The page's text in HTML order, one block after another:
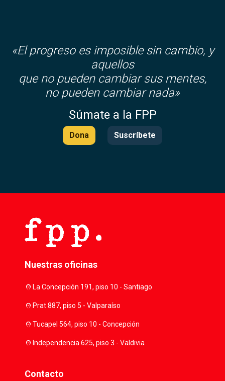
«El progreso es imposible sin cambio, y
aquellos
que no pueden cambiar sus mentes,
no pueden cambiar nada»
Súmate a la FPP
Dona Suscríbete
Nuestras oficinas
location_onLa Concepción 191, piso 10 - Santiago
location_onPrat 887, piso 5 - Valparaíso
location_onTucapel 564, piso 10 - Concepción
location_onIndependencia 625, piso 3 - Valdivia
Contacto